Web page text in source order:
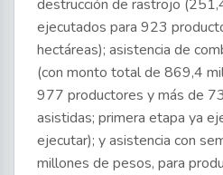
destrucción de rastrojo
ejecutados para 923
hectáreas); asistencia de
(con monto total de 869,4
977 productores y más de
asistidas; primera etapa ya
ejecutar); y asistencia con
millones de pesos, para